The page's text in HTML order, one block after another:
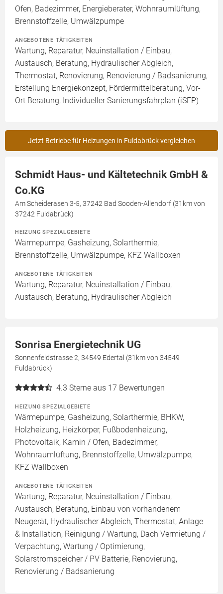
Ofen, Badezimmer, Energieberater, Wohnraumlüftung,
Brennstoffzelle, Umwälzpumpe
ANGEBOTENE TÄTIGKEITEN
Wartung, Reparatur, Neuinstallation / Einbau,
Austausch, Beratung, Hydraulischer Abgleich,
Thermostat, Renovierung, Renovierung / Badsanierung,
Erstellung Energiekonzept, Fördermittelberatung, Vor-
Ort Beratung, Individueller Sanierungsfahrplan (iSFP)
Jetzt Betriebe für Heizungen in Fuldabrück vergleichen
Schmidt Haus- und Kältetechnik GmbH &
Co.KG
Am Scheiderasen 3-5, 37242 Bad Sooden-Allendorf (31km von
37242 Fuldabrück)
HEIZUNG SPEZIALGEBIETE
Wärmepumpe, Gasheizung, Solarthermie,
Brennstoffzelle, Umwälzpumpe, KFZ Wallboxen
ANGEBOTENE TÄTIGKEITEN
Wartung, Reparatur, Neuinstallation / Einbau,
Austausch, Beratung, Hydraulischer Abgleich
Sonrisa Energietechnik UG
Sonnenfeldstrasse 2, 34549 Edertal (31km von 34549
Fuldabrück)
4.3 Sterne aus 17 Bewertungen
HEIZUNG SPEZIALGEBIETE
Wärmepumpe, Gasheizung, Solarthermie, BHKW,
Holzheizung, Heizkörper, Fußbodenheizung,
Photovoltaik, Kamin / Ofen, Badezimmer,
Wohnraumlüftung, Brennstoffzelle, Umwälzpumpe,
KFZ Wallboxen
ANGEBOTENE TÄTIGKEITEN
Wartung, Reparatur, Neuinstallation / Einbau,
Austausch, Beratung, Einbau von vorhandenem
Neugerät, Hydraulischer Abgleich, Thermostat, Anlage
& Installation, Reinigung / Wartung, Dach Vermietung /
Verpachtung, Wartung / Optimierung,
Solarstromspeicher / PV Batterie, Renovierung,
Renovierung / Badsanierung